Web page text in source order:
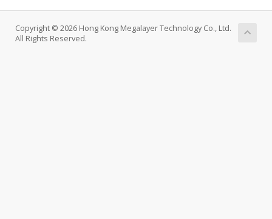
Copyright © 2026 Hong Kong Megalayer Technology Co., Ltd.
All Rights Reserved.